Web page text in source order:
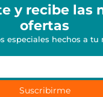
y recibe las
ofertas
especiales hechos a tu
Suscribirme